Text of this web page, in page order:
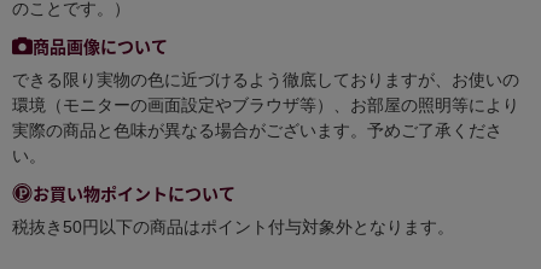
のことです。）
商品画像について
できる限り実物の色に近づけるよう徹底しておりますが、お使いの
環境（モニターの画面設定やブラウザ等）、お部屋の照明等により
実際の商品と色味が異なる場合がございます。予めご了承くださ
い。
お買い物ポイントについて
税抜き50円以下の商品はポイント付与対象外となります。